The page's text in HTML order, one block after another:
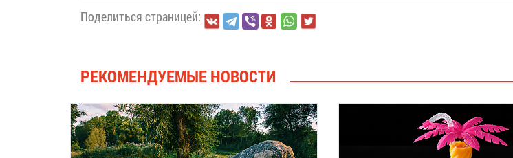
Поделиться страницей:
РЕКОМЕНДУЕМЫЕ НОВОСТИ